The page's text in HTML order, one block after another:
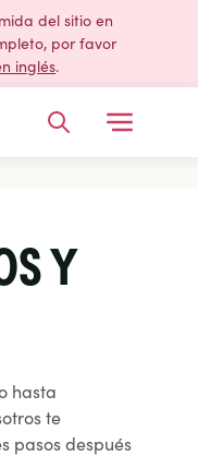
del sitio en
por favor
inglés.
Buscar Open
Y
hasta
te
pasos después